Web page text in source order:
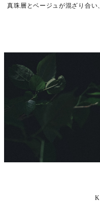
真珠層とベージュが混ざり合